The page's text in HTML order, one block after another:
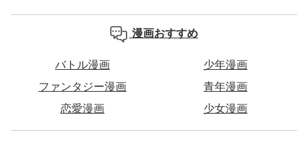
漫画おすすめ
バトル漫画
少年漫画
ファンタジー漫画
青年漫画
恋愛漫画
少女漫画